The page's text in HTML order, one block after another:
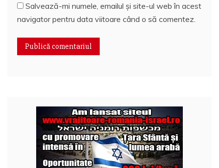
Salvează-mi numele, emailul și site-ul web în acest
navigator pentru data viitoare când o să comentez.